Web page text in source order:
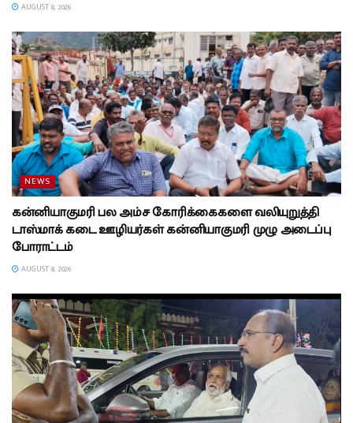
AUGUST 8, 2026
NEWS
கன்னியாகுமரி பல அம்ச கோரிக்கைகளை வலியுறுத்தி
டாஸ்மாக் கடை ஊழியர்கள் கன்னியாகுமரி முழு அடைப்பு
போராட்டம்
AUGUST 8, 2026